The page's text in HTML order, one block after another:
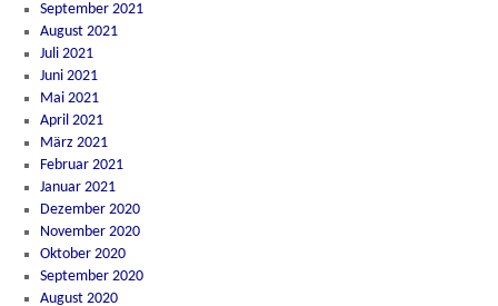
September 2021
August 2021
Juli 2021
Juni 2021
Mai 2021
April 2021
März 2021
Februar 2021
Januar 2021
Dezember 2020
November 2020
Oktober 2020
September 2020
August 2020